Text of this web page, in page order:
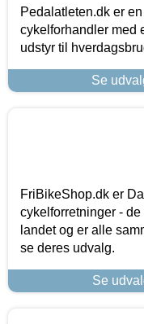
Pedalatleten.dk er
cykelforhandler med
udstyr til
Se
FriBikeShop.dk er
cykelforretninger -
landet og er alle
se deres udvalg.
Se